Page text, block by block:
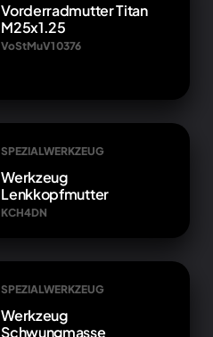
Vorderradmutter Titan
M25x1.25
VoStMuV1 0376
SPEZIALWERKZEUG
Werkzeug
Lenkkopfmutter
KCH4DN
SPEZIALWERKZEUG
Werkzeug
Schwungmasse